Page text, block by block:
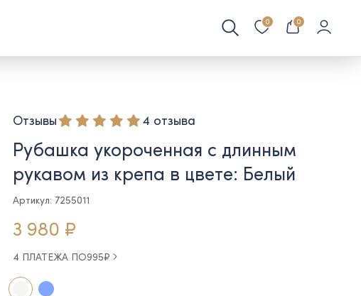
0 0
Отзывы 4 отзыва
Рубашка укороченная с длинным
рукавом из крепа в цвете: Белый
Артикул: 7255011
3 980 ₽
4 ПЛАТЕЖА ПО995₽